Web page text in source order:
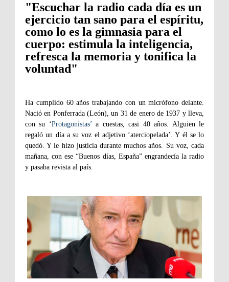
"Escuchar la radio cada día es un
ejercicio tan sano para el espíritu,
como lo es la gimnasia para el
cuerpo: estimula la inteligencia,
refresca la memoria y tonifica la
voluntad"
Ha cumplido 60 años trabajando con un micrófono delante.
Nació en Ponferrada (León), un 31 de enero de 1937 y lleva,
con su ‘Protagonistas’a cuestas, casi 40 años. Alguien le
regaló un día a su voz el adjetivo ‘aterciopelada’. Y él se lo
quedó. Y le hizo justicia durante muchos años. Su voz, cada
mañana, con ese “Buenos días, España” engrandecía la radio
y pasaba revista al país.